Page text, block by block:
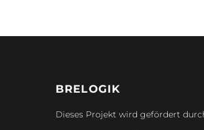
BRELOGIK
Dieses Projekt wird gefördert